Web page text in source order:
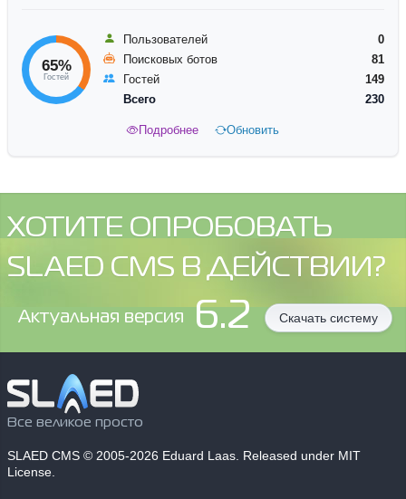
65%
Гостей
Пользователей
0
Поисковых ботов
81
Гостей
149
Всего
230
Подробнее Обновить
ХОТИТЕ ОПРОБОВАТЬ
SLAED CMS В ДЕЙСТВИИ?
Aктуальная версия 6.2 Скачать систему
Все великое просто
SLAED CMS © 2005-2026 Eduard Laas. Released under MIT
License.